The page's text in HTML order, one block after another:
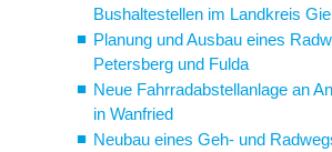
Bushaltestellen im Landkreis
Planung und Ausbau eines
Petersberg und Fulda
Neue Fahrradabstellanlage an
in Wanfried
Neubau eines Geh- und